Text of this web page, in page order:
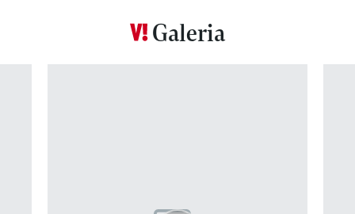
Galeria